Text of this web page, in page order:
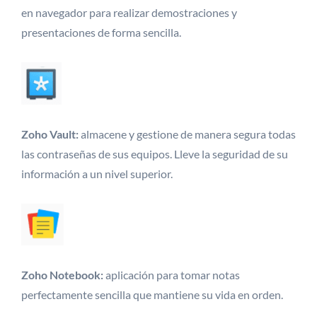
en navegador para realizar demostraciones y
presentaciones de forma sencilla.
Zoho Vault:almacene y gestione de manera segura todas
las contraseñas de sus equipos. Lleve la seguridad de su
información a un nivel superior.
Zoho Notebook:aplicación para tomar notas
perfectamente sencilla que mantiene su vida en orden.